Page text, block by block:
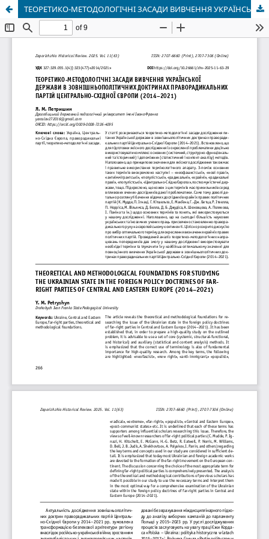
ТЕОРЕТИКО-МЕТОДОЛОГІЧНІ ЗАСАДИ ВИВЧЕННЯ УКРАЇНСЬКОЇ ДЕРЖАВИ В ЗОВНІШНЬОПОЛІТИЧНИХ ДОКТРИНАХ ПРАВОРАДИКАЛЬНИХ ПАРТІЙ ЦЕНТРАЛЬНО-СХІДНОЇ ЄВРОПИ (2014–2021)